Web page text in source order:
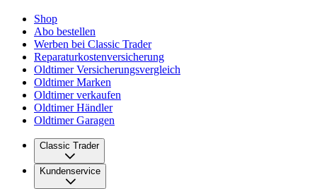
Shop
Abo bestellen
Werben bei Classic Trader
Reparaturkostenversicherung
Oldtimer Versicherungsvergleich
Oldtimer Marken
Oldtimer verkaufen
Oldtimer Händler
Oldtimer Garagen
Classic Trader
Über uns
Karriere
Kundenservice